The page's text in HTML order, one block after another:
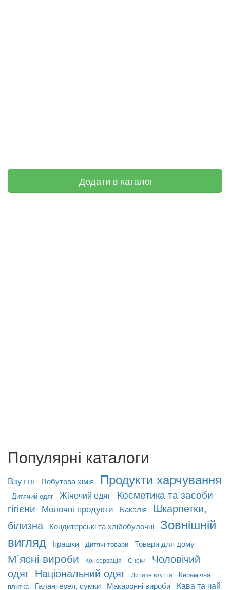
Додати в каталог
Популярні каталоги
Взуття Побутова хімія Продукти харчування
Дитячий одяг Жіночий одяг Косметика та засоби
гігієни Молочні продукти Бакалія
Шкарпетки,
білизна
Кондитерські та хлібобулочні
Зовнішній
вигляд
Іграшки Дитячі товари Товари для дому
М’ясні вироби Консервація Снеки
Чоловічий
одяг Національний одяг Дитяче взуття
Керамічна
плитка
Галантерея, сумки Макаронні вироби Кава та чай